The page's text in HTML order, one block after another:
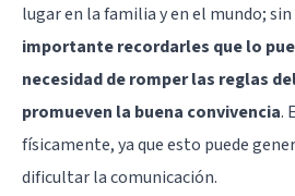
lugar en la familia y en el mundo;
importante recordarles que lo
necesidad de romper las reglas
promueven la buena convivencia.
físicamente, ya que esto puede
dificultar la comunicación.